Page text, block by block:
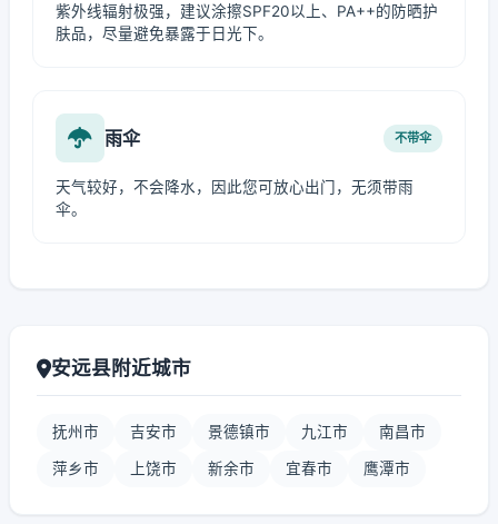
紫外线辐射极强，建议涂擦SPF20以上、PA++的防晒护
肤品，尽量避免暴露于日光下。
雨伞 不带伞
天气较好，不会降水，因此您可放心出门，无须带雨
伞。
安远县附近城市
抚州市 吉安市 景德镇市 九江市 南昌市
萍乡市 上饶市 新余市 宜春市 鹰潭市